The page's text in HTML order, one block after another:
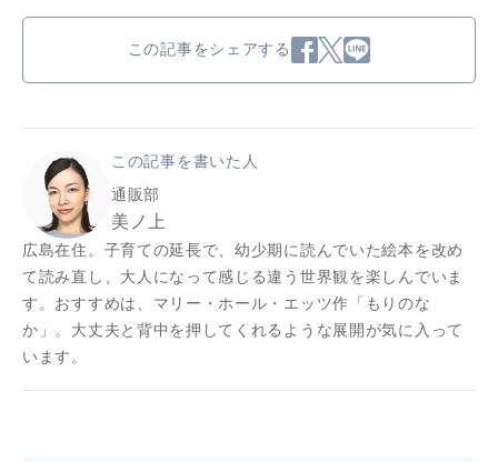
この記事をシェアする
この記事を書いた人
通販部
美ノ上
広島在住。子育ての延長で、幼少期に読んでいた絵本を改め
て読み直し、大人になって感じる違う世界観を楽しんでいま
す。おすすめは、マリー・ホール・エッツ作「もりのな
か」。大丈夫と背中を押してくれるような展開が気に入って
います。